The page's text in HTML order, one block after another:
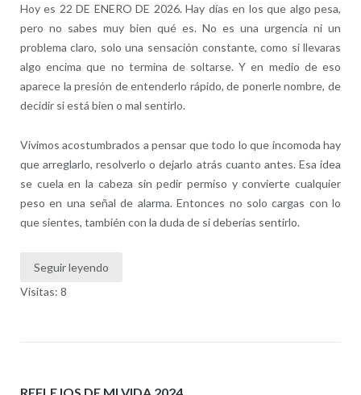
Hoy es 22 DE ENERO DE 2026. Hay días en los que algo pesa,
pero no sabes muy bien qué es. No es una urgencia ni un
problema claro, solo una sensación constante, como si llevaras
algo encima que no termina de soltarse. Y en medio de eso
aparece la presión de entenderlo rápido, de ponerle nombre, de
decidir si está bien o mal sentirlo.
Vivimos acostumbrados a pensar que todo lo que incomoda hay
que arreglarlo, resolverlo o dejarlo atrás cuanto antes. Esa idea
se cuela en la cabeza sin pedir permiso y convierte cualquier
peso en una señal de alarma. Entonces no solo cargas con lo
que sientes, también con la duda de si deberías sentirlo.
Seguir leyendo
Visitas: 8